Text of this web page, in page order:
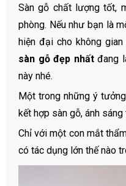
Sàn gỗ chất lượng tốt,
phòng. Nếu như bạn là
hiện đại cho không
sàn gỗ đẹp nhấtđang
này nhé.
Một trong những ý
kết hợp sàn gỗ, ánh
Chỉ với một con mắt
có tác dụng lớn thế nào